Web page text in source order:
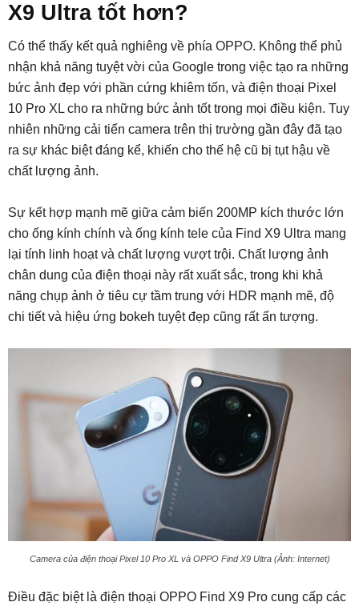
X9 Ultra tốt hơn?
Có thể thấy kết quả nghiêng về phía OPPO. Không thể phủ
nhận khả năng tuyệt vời của Google trong việc tạo ra những
bức ảnh đẹp với phần cứng khiêm tốn, và điện thoại Pixel
10 Pro XL cho ra những bức ảnh tốt trong mọi điều kiện. Tuy
nhiên những cải tiến camera trên thị trường gần đây đã tạo
ra sự khác biệt đáng kể, khiến cho thế hệ cũ bị tụt hậu về
chất lượng ảnh.
Sự kết hợp mạnh mẽ giữa cảm biến 200MP kích thước lớn
cho ống kính chính và ống kính tele của Find X9 Ultra mang
lại tính linh hoạt và chất lượng vượt trội. Chất lượng ảnh
chân dung của điện thoại này rất xuất sắc, trong khi khả
năng chụp ảnh ở tiêu cự tầm trung với HDR mạnh mẽ, độ
chi tiết và hiệu ứng bokeh tuyệt đẹp cũng rất ấn tượng.
Camera của điện thoại Pixel 10 Pro XL và OPPO Find X9 Ultra (Ảnh: Internet)
Điều đặc biệt là điện thoại OPPO Find X9 Pro cung cấp các